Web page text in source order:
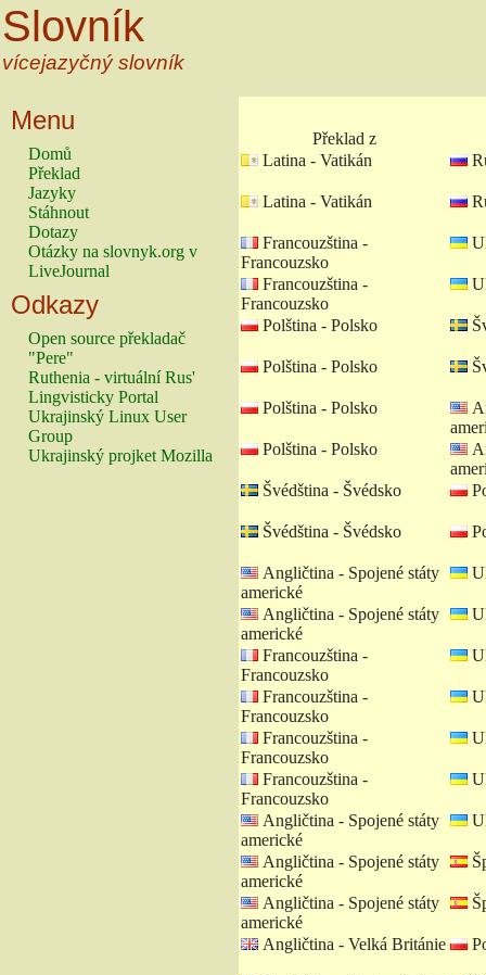
Slovník
vícejazyčný slovník
Menu
Domů
Překlad
Jazyky
Stáhnout
Dotazy
Otázky na slovnyk.org v
LiveJournal
Odkazy
Open source překladač
"Pere"
Ruthenia - virtuální Rus'
Lingvisticky Portal
Ukrajinský Linux User
Group
Ukrajinský projket Mozilla
Překlad z
Latina - Vatikán
Latina - Vatikán
Francouzština -
Francouzsko
Francouzština -
Francouzsko
Polština - Polsko
Polština - Polsko
Polština - Polsko
Polština - Polsko
Švédština - Švédsko
Švédština - Švédsko
Angličtina - Spojené státy
americké
Angličtina - Spojené státy
americké
Francouzština -
Francouzsko
Francouzština -
Francouzsko
Francouzština -
Francouzsko
Francouzština -
Francouzsko
Angličtina - Spojené státy
americké
Angličtina - Spojené státy
americké
Angličtina - Spojené státy
americké
Angličtina - Velká Británie